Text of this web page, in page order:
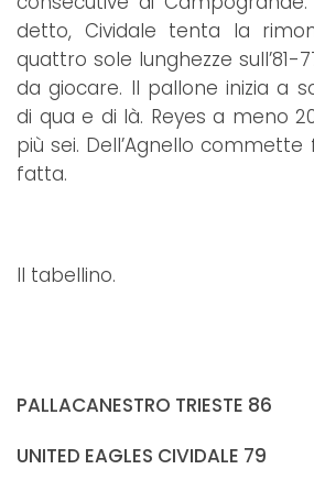
detto, Cividale tenta la
quattro sole lunghezze sull’81-
da giocare. Il pallone inizia a
di qua e di là. Reyes a meno
più sei. Dell’Agnello commette
fatta.
Il tabellino.
PALLACANESTRO TRIESTE 86
UNITED EAGLES CIVIDALE 79